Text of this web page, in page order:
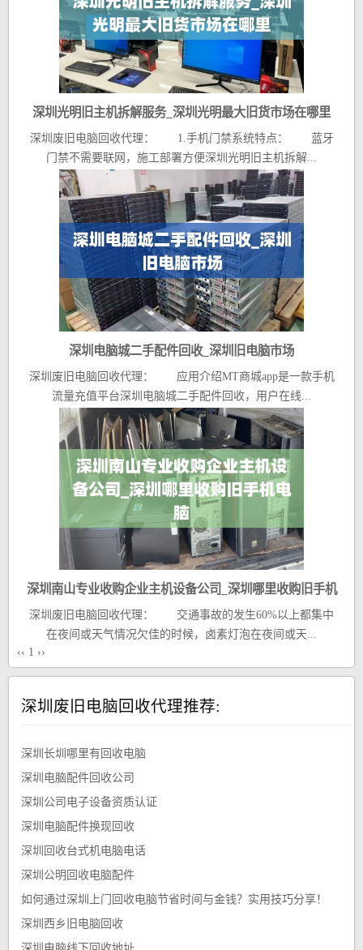
深圳光明旧主机拆解服务_深圳光明最大旧货市场在哪里
深圳废旧电脑回收代理： 1.手机门禁系统特点： 蓝牙
门禁不需要联网，施工部署方便深圳光明旧主机拆解...
深圳电脑城二手配件回收_深圳旧电脑市场
深圳废旧电脑回收代理： 应用介绍MT商城app是一款手机
流量充值平台深圳电脑城二手配件回收，用户在线...
深圳南山专业收购企业主机设备公司_深圳哪里收购旧手机
电脑
深圳废旧电脑回收代理： 交通事故的发生60%以上都集中
在夜间或天气情况欠佳的时候，卤素灯泡在夜间或天...
‹‹ 1 ››
深圳废旧电脑回收代理推荐:
深圳长圳哪里有回收电脑
深圳电脑配件回收公司
深圳公司电子设备资质认证
深圳电脑配件换现回收
深圳回收台式机电脑电话
深圳公明回收电脑配件
如何通过深圳上门回收电脑节省时间与金钱？实用技巧分享！
深圳西乡旧电脑回收